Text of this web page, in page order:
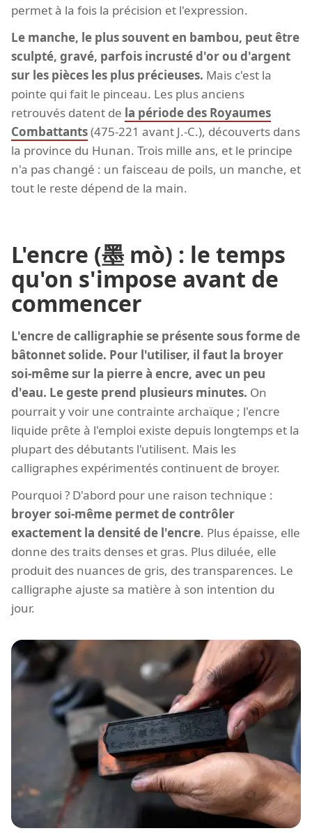
permet à la fois la précision et l'expression.
Le manche, le plus souvent en bambou, peut être
sculpté, gravé, parfois incrusté d'or ou d'argent
sur les pièces les plus précieuses. Mais c'est la
pointe qui fait le pinceau. Les plus anciens
retrouvés datent de la période des Royaumes
Combattants(475-221 avant J.-C.), découverts dans
la province du Hunan. Trois mille ans, et le principe
n'a pas changé : un faisceau de poils, un manche, et
tout le reste dépend de la main.
L'encre (墨 mò) : le temps
qu'on s'impose avant de
commencer
L'encre de calligraphie se présente sous forme de
bâtonnet solide. Pour l'utiliser, il faut la broyer
soi-même sur la pierre à encre, avec un peu
d'eau. Le geste prend plusieurs minutes. On
pourrait y voir une contrainte archaïque ; l'encre
liquide prête à l'emploi existe depuis longtemps et la
plupart des débutants l'utilisent. Mais les
calligraphes expérimentés continuent de broyer.
Pourquoi ? D'abord pour une raison technique :
broyer soi-même permet de contrôler
exactement la densité de l'encre. Plus épaisse, elle
donne des traits denses et gras. Plus diluée, elle
produit des nuances de gris, des transparences. Le
calligraphe ajuste sa matière à son intention du
jour.